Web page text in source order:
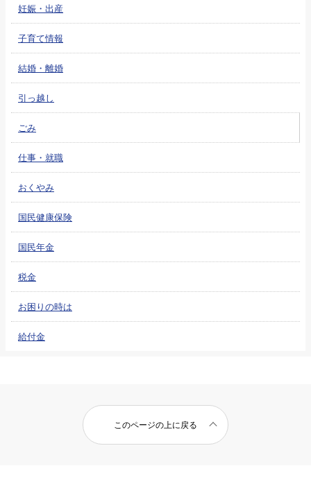
妊娠・出産
子育て情報
結婚・離婚
引っ越し
ごみ
仕事・就職
おくやみ
国民健康保険
国民年金
税金
お困りの時は
給付金
このページの上に戻る